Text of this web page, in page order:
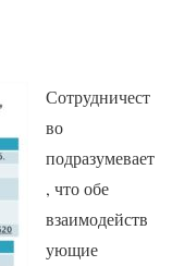
Сотрудничест
во
подразумевает
, что обе
взаимодейств
ующие